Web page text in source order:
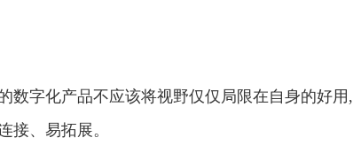
数字化产品不应该将视野仅仅局限在自身的好用,
接、易拓展。